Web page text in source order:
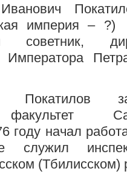
империя – ?)
советник,
Императора
Покатилов
году начал
служил